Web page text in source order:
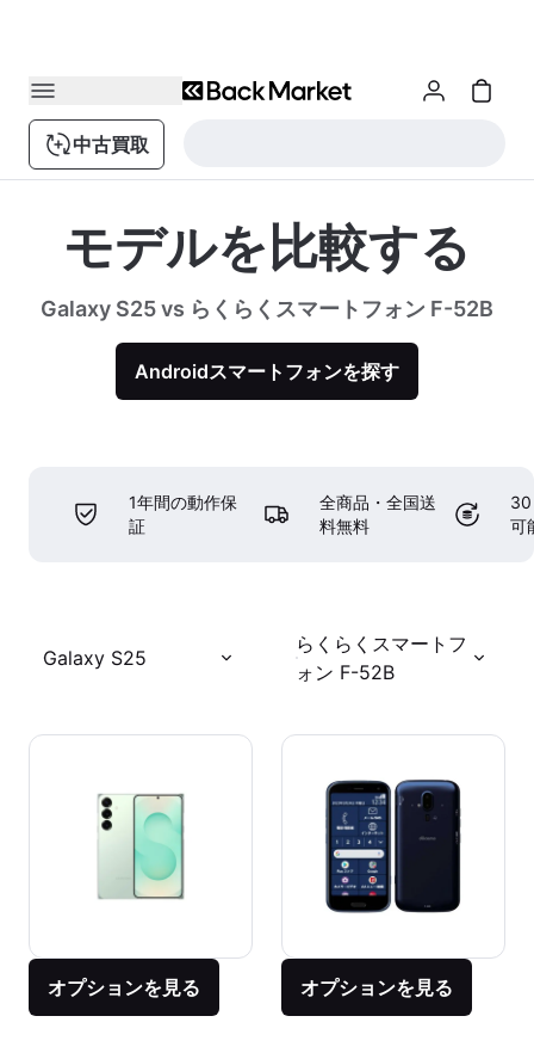
中古買取
モデルを比較する
Galaxy S25 vs らくらくスマートフォン F-52B
Androidスマートフォンを探す
1年間の動作保
証
全商品・全国送
料無料
30
可
Galaxy S25
らくらくスマートフ
ォン F-52B
オプションを見る オプションを見る